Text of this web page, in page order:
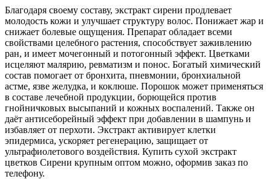
Благодаря своему составу, экстракт сирени продлевает
молодость кожи и улучшает структуру волос. Понижает жар и
снижает болевые ощущения. Препарат обладает всеми
свойствами целебного растения, способствует заживлению
ран, и имеет мочегонный и потогонный эффект. Цветками
исцеляют малярию, ревматизм и понос. Богатый химический
состав помогает от бронхита, пневмонии, бронхиальной
астме, язве желудка, и коклюше. Порошок может применяться
в составе лечебной продукции, борющейся против
гнойничковых высыпаний и кожных воспалений. Также он
даёт антисеборейный эффект при добавлении в шампунь и
избавляет от перхоти. Экстракт активирует клетки
эпидермиса, ускоряет регенерацию, защищает от
ультрафиолетового воздействия. Купить сухой экстракт
цветков Сирени крупным оптом можно, оформив заказ по
телефону.